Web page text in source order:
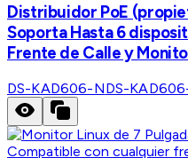
Distribuidor PoE
Soporta Hasta 6
Frente de Calle y
DS-KAD606-NDS-